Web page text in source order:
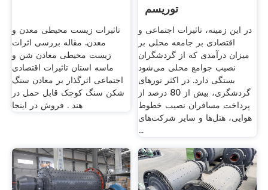
تاثیرات زیست محیطی معدن و
معدن. مقاله بررسی اثرات
زیست محیطی معادن شن و
ماسه استان تاثیرات اقتصادی
اجتماعی اثرگذار بر معادن سنگ
شکن سنگ کوچک قابل حمل در
هند . فروش در اینجا
توریسم
در این زمینه، تاثیرات اجتماعی و
اقتصادی بر جامعه محلی بر
میزان درآمدی که از گردشگران
نصیب جوامع محلی می‌شود
بستگی دارد. در اکثر تورهای
گردشگری، بیش از 80 درصد از
پرداخت مسافران نصیب خطوط
هوایی، هتل‌ها و سایر شرکت‌های
...